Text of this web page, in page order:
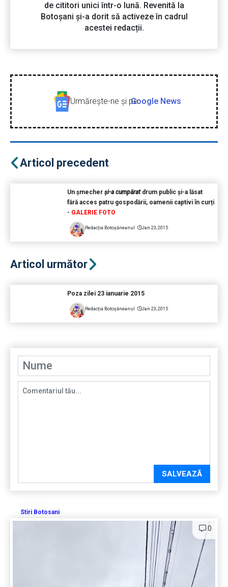
de cititori unici într-o lună. Revenită la
Botoșani și-a dorit să activeze în cadrul
acestei redacții.
Urmăreşte-ne şi peGoogle News
Articol precedent
Un șmecher și-a cumpăratdrum public și-a lăsat
fără acces patru gospodării, oamenii captivi în curți
- GALERIE FOTO
Redacția Botoșăneanul Jan 23, 2015
Articol următor
Poza zilei 23 ianuarie 2015
Redacția Botoșăneanul Jan 23, 2015
SALVEAZĂ
Stiri Botosani
0